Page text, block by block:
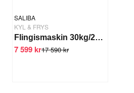
SALIBA
KYL & FRYS
Flingismaskin 30kg/24tim GTS-IMS-30
17 590 kr
7 599 kr